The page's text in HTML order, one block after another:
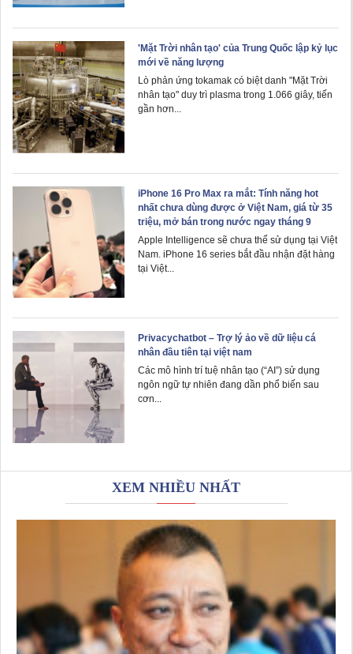
'Mặt Trời nhân tạo' của Trung Quốc lập kỷ lục
mới về năng lượng
Lò phản ứng tokamak có biệt danh "Mặt Trời
nhân tạo" duy trì plasma trong 1.066 giây, tiến
gần hơn...
iPhone 16 Pro Max ra mắt: Tính năng hot
nhất chưa dùng được ở Việt Nam, giá từ 35
triệu, mở bán trong nước ngay tháng 9
Apple Intelligence sẽ chưa thể sử dụng tại Việt
Nam. iPhone 16 series bắt đầu nhận đặt hàng
tại Việt...
Privacychatbot – Trợ lý ảo về dữ liệu cá
nhân đầu tiên tại việt nam
Các mô hình trí tuệ nhân tạo (“AI”) sử dụng
ngôn ngữ tự nhiên đang dần phổ biến sau
cơn...
XEM NHIỀU NHẤT